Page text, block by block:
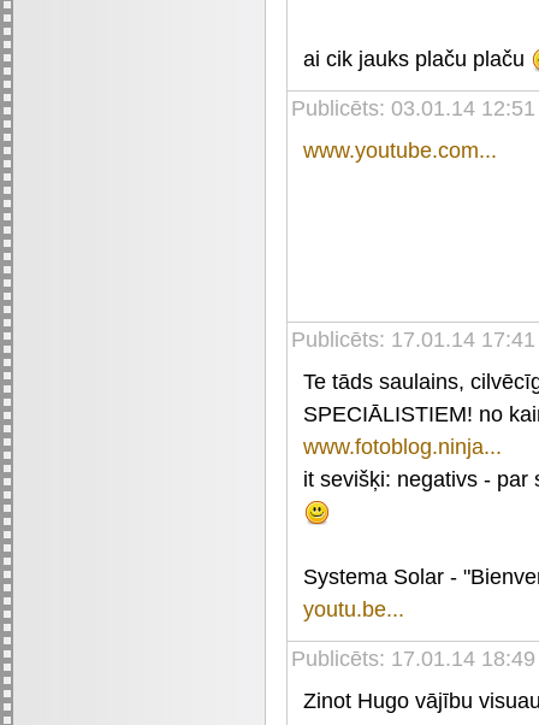
ai cik jauks plaču plaču
Publicēts: 03.01.14 12:51
www.youtube.com...
Publicēts: 17.01.14
Te tāds saulains,
SPECIĀLISTIEM! no
www.fotoblog.ninja...
it sevišķi: negativs - par
Systema Solar -
youtu.be...
Publicēts: 17.01.14 18:49
Zinot Hugo vājību